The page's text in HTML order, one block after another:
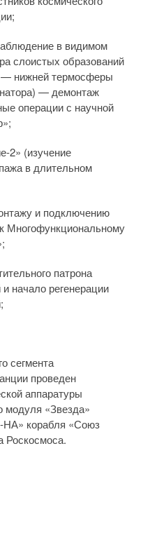
в видимом
слоистых образований
нижней термосферы
— демонтаж
операции с научной
2» (изучение
в длительном
и подключению
Многофункциональному
патрона
начало регенерации
сегмента
проведен
аппаратуры
модуля «Звезда»
НА» корабля «Союз
Роскосмоса.